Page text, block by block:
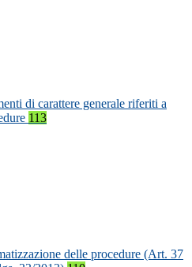
di carattere generale riferiti a
113
delle procedure (Art. 37